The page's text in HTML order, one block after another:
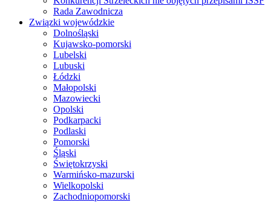
Rada Zawodnicza
Związki wojewódzkie
Dolnośląski
Kujawsko-pomorski
Lubelski
Lubuski
Łódzki
Małopolski
Mazowiecki
Opolski
Podkarpacki
Podlaski
Pomorski
Śląski
Świętokrzyski
Warmińsko-mazurski
Wielkopolski
Zachodniopomorski